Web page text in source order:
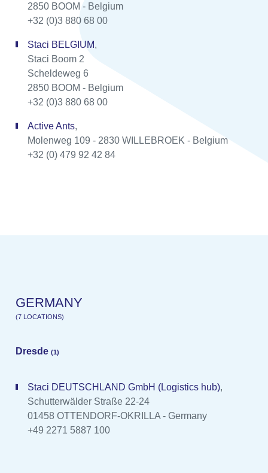
2850 BOOM - Belgium
+32 (0)3 880 68 00
Staci BELGIUM,
Staci Boom 2
Scheldeweg 6
2850 BOOM - Belgium
+32 (0)3 880 68 00
Active Ants,
Molenweg 109 - 2830 WILLEBROEK - Belgium
+32 (0) 479 92 42 84
GERMANY
(7 L OCATIONS)
Dresde (1)
Staci DEUTSCHLAND GmbH (Logistics hub),
Schutterwälder Straße 22-24
01458 OTTENDORF-OKRILLA - Germany
+49 2271 5887 100